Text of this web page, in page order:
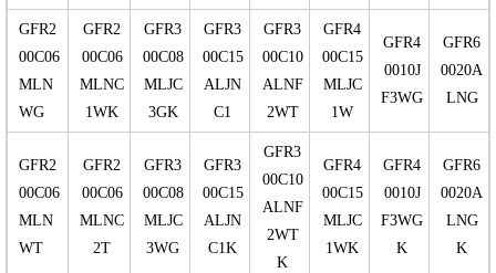
GFR2
00C06
MLN
WG
GFR2
00C06
MLNC
1WK
GFR3
00C08
MLJC
3GK
GFR3
00C15
ALJN
C1
GFR3
00C10
ALNF
2WT
GFR4
00C15
MLJC
1W
GFR4
0010J
F3WG
GFR6
0020A
LNG
GFR2
00C06
MLN
WT
GFR2
00C06
MLNC
2T
GFR3
00C08
MLJC
3WG
GFR3
00C15
ALJN
C1K
GFR3
00C10
ALNF
2WT
K
GFR4
00C15
MLJC
1WK
GFR4
0010J
F3WG
K
GFR6
0020A
LNG
K